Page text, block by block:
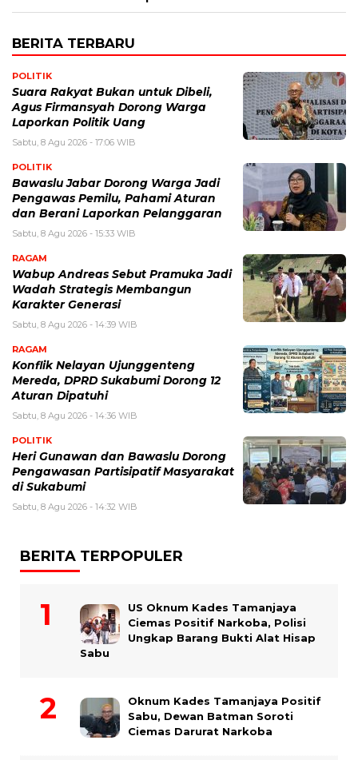
BERITA TERBARU
POLITIK
Suara Rakyat Bukan untuk Dibeli,
Agus Firmansyah Dorong Warga
Laporkan Politik Uang
Sabtu, 8 Agu 2026 - 17:06 WIB
POLITIK
Bawaslu Jabar Dorong Warga Jadi
Pengawas Pemilu, Pahami Aturan
dan Berani Laporkan Pelanggaran
Sabtu, 8 Agu 2026 - 15:33 WIB
RAGAM
Wabup Andreas Sebut Pramuka Jadi
Wadah Strategis Membangun
Karakter Generasi ‎
Sabtu, 8 Agu 2026 - 14:39 WIB
RAGAM
Konflik Nelayan Ujunggenteng
Mereda, DPRD Sukabumi Dorong 12
Aturan Dipatuhi
Sabtu, 8 Agu 2026 - 14:36 WIB
POLITIK
Heri Gunawan dan Bawaslu Dorong
Pengawasan Partisipatif Masyarakat
di Sukabumi
Sabtu, 8 Agu 2026 - 14:32 WIB
BERITA TERPOPULER
US Oknum Kades Tamanjaya
Ciemas Positif Narkoba, Polisi
Ungkap Barang Bukti Alat Hisap
Sabu
Oknum Kades Tamanjaya Positif
Sabu, Dewan Batman Soroti
Ciemas Darurat Narkoba